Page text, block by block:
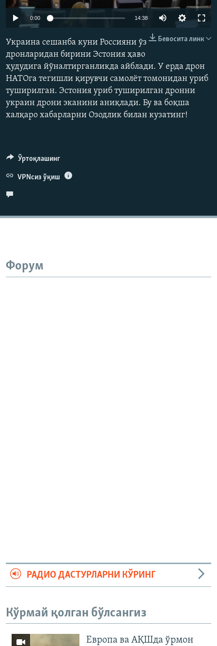
Auto 480p
720p 1080p
0:00 14:38
480p
720p
1080p
Бевосита линк
Украина сешанба куни Россияни ўз
дронларидан бирини Эстония ҳаво
ҳудудига йўналтирганликда айблади. У ерда дрон
НАТОга тегишли қирувчи самолёт томонидан уриб
туширилган. Эстония уриб туширилган дронни
украин дрони эканини аниқлади. Бу ва боқша
халқаро хабарларни Озодлик билан кузатинг!
Ўртоқлашинг
VPNсиз ўқиш
Форум
РАДИО ДАСТУРЛАРНИ КЎРИНГ
Кўрмай қолган бўлсангиз
Европа ва АҚШда ўрмон